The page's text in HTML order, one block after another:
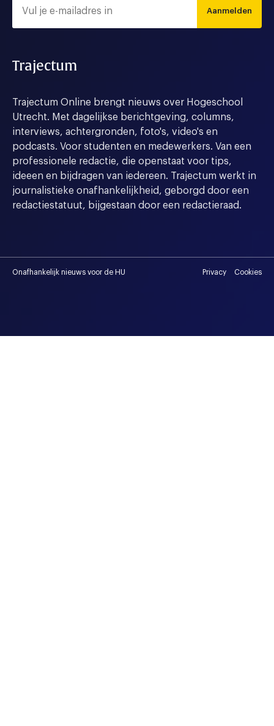
Aanmelden
Trajectum
Trajectum Online brengt nieuws over Hogeschool
Utrecht. Met dagelijkse berichtgeving, columns,
interviews, achtergronden, foto's, video's en
podcasts. Voor studenten en medewerkers. Van een
professionele redactie, die openstaat voor tips,
ideeen en bijdragen van iedereen. Trajectum werkt in
journalistieke onafhankelijkheid, geborgd door een
redactiestatuut, bijgestaan door een redactieraad.
Onafhankelijk nieuws voor de HU Privacy Cookies